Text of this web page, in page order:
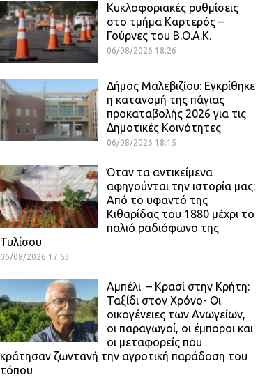
Κυκλοφοριακές ρυθμίσεις
στο τμήμα Καρτερός –
Γούρνες του Β.Ο.Α.Κ.
06/08/2026 18:26
Δήμος Μαλεβιζίου: Εγκρίθηκε
η κατανομή της πάγιας
προκαταβολής 2026 για τις
Δημοτικές Κοινότητες
06/08/2026 18:15
Όταν τα αντικείμενα
αφηγούνται την ιστορία μας:
Από το υφαντό της
Κιθαρίδας του 1880 μέχρι το
παλιό ραδιόφωνο της
Τυλίσου
06/08/2026 17:53
Αμπέλι – Κρασί στην Κρήτη:
Ταξίδι στον Χρόνο- Οι
οικογένειες των Ανωγείων,
οι παραγωγοί, οι έμποροι και
οι μεταφορείς που
κράτησαν ζωντανή την αγροτική παράδοση του
τόπου